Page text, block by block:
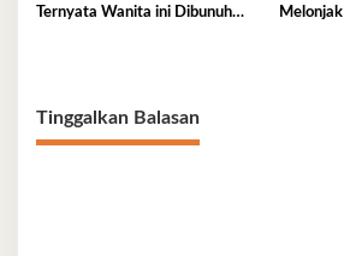
Ternyata Wanita ini Dibunuh
Melonjak
Tinggalkan Balasan